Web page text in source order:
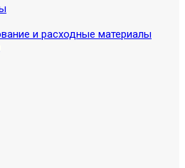
и расходные материалы